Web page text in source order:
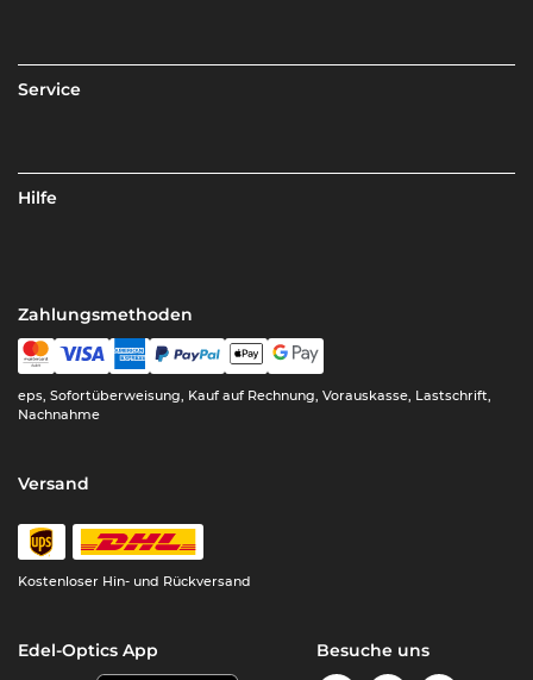
Service
Hilfe
Zahlungsmethoden
eps, Sofortüberweisung, Kauf auf Rechnung, Vorauskasse, Lastschrift,
Nachnahme
Versand
Kostenloser Hin- und Rückversand
Edel-Optics App Besuche uns